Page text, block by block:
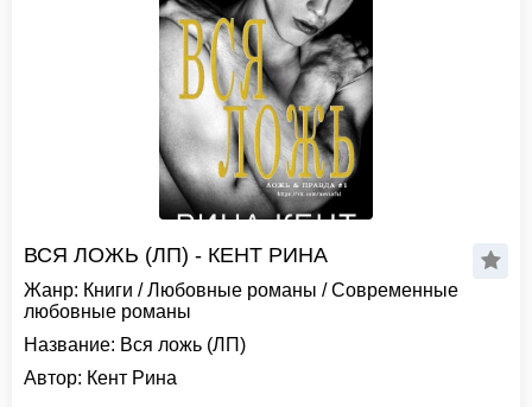
ВСЯ ЛОЖЬ (ЛП) - КЕНТ РИНА
Жанр: Книги /Любовные романы /Современные
любовные романы
Название: Вся ложь (ЛП)
Автор: Кент Рина